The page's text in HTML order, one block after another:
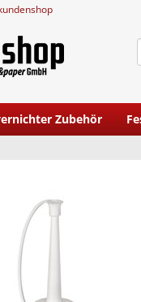
Zubehör